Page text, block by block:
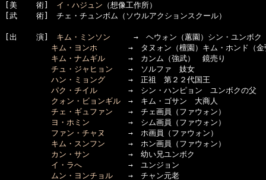
[美    術] イ・ハジュン （想像工作所）
[武    術]　チェ・チュンボム（ソウルアクションスクール）
[出    演] キム・ミンソン →　ヘウォン（蕙園）シン・ユンボク
キム・ヨンホ →　タヌォン（檀園）キム・ホンド（金
キム・ナムギル →　カンム（強武）　鏡売り
チュ・ジャヒョン →　ソルファ　妓女
ハン・ミョング →　正祖　第２２代国王
パク・チイル →　シン・ハンピョン　ユンボクの父
クォン・ビョンギル →　キム・ゴサン　大商人
チェ・ギュファン →　チェ画員（ファウォン）
ヨ・ホミン →　シム画員（ファウォン）
ファン・チャヌ
→　ホ画員（ファウォン）
キム・スンフン →　ホン画員（ファウォン）
カン・サン →　幼い兄ユンボク
イ・ラへ →　ユンジョン
ムン・ヨンチョル →　チャン元老